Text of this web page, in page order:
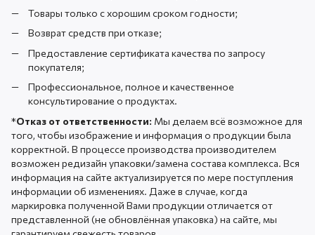
Товары только с хорошим сроком годности;
Возврат средств при отказе;
Предоставление сертификата качества по запросу
покупателя;
Профессиональное, полное и качественное
консультирование о продуктах.
*Отказ от ответственности: Мы делаем всё возможное для
того, чтобы изображение и информация о продукции была
корректной. В процессе производства производителем
возможен редизайн упаковки/замена состава комплекса. Вся
информация на сайте актуализируется по мере поступления
информации об изменениях. Даже в случае, когда
маркировка полученной Вами продукции отличается от
представленной (не обновлённая упаковка) на сайте, мы